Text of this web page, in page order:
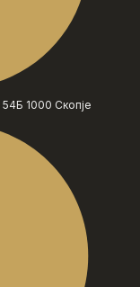
1000 Скопје